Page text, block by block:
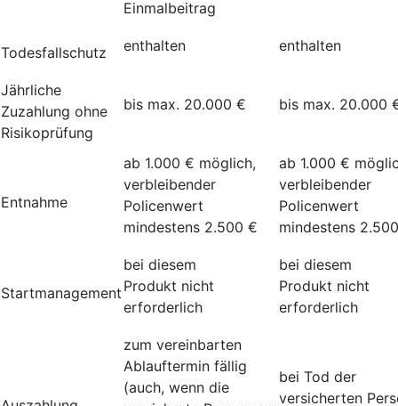
Einmalbeitrag
Todesfallschutz enthalten enthalten
Jährliche
Zuzahlung ohne
Risikoprüfung
bis max. 20.000 € bis max. 20.000
Entnahme
ab 1.000 € möglich,
verbleibender
Policenwert
mindestens 2.500 €
ab 1.000 €
verbleibender
Policenwert
mindestens
Startmanagement
bei diesem
Produkt nicht
erforderlich
bei diesem
Produkt nicht
erforderlich
zum vereinbarten
Ablauftermin fällig
(auch, wenn die
bei Tod der
versicherten